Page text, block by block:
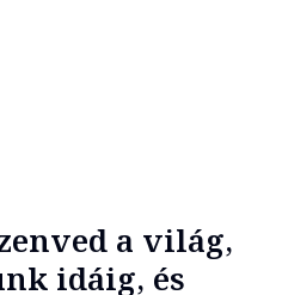
a világ,
idáig, és